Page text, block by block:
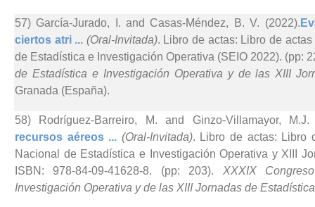
57) García-Jurado, I. and Casas-Méndez, B. V. (2022).
ciertos atri ... (Oral-Invitada). Libro de actas: Libro de
de Estadística e Investigación Operativa (SEIO 2022). (pp:
de Estadística e Investigación Operativa y de las XIII
Granada (España).
58) Rodríguez-Barreiro, M. and Ginzo-Villamayor, M.J.
recursos aéreos ... (Oral-Invitada). Libro de actas: Libro
Nacional de Estadística e Investigación Operativa y XIII
ISBN: 978-84-09-41628-8. (pp: 203). XXXIX
Investigación Operativa y de las XIII Jornadas de